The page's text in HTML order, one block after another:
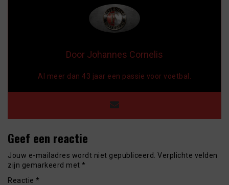
Door Johannes Cornelis
Al meer dan 43 jaar een passie voor voetbal.
Geef een reactie
Jouw e-mailadres wordt niet gepubliceerd. Verplichte velden
zijn gemarkeerd met *
Reactie *